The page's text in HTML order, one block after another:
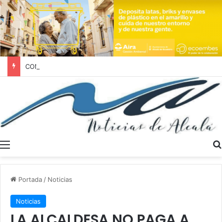
CONOCE EL RETABLO DE SANTA MARÍA DEL ÁGUILA
Portada / Noticias
Noticias